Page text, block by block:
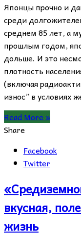
Японцы прочно и
среди
среднем 85 лет, а
прошлым годом,
дольше. И это
плотность
(включая
износ” в условиях
Read More »
Share
Facebook
Twitter
вкусная,
жизнь